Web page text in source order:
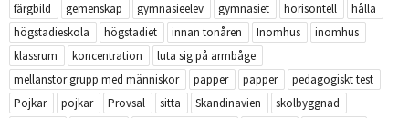
färgbild
gemenskap gymnasieelev gymnasiet horisontell
hålla
högstadieskola
högstadiet innan tonåren Inomhus
inomhus
klassrum
koncentration
luta sig på armbåge
mellanstor grupp med människor
papper papper
pedagogiskt test
Pojkar
pojkar Provsal sitta Skandinavien
skolbyggnad